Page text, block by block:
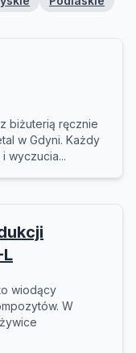
biżuterią ręcznie
w Gdyni. Każdy
wyczucia...
wiodący
W